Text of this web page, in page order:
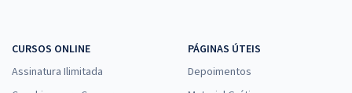
CURSOS ONLINE
Assinatura Ilimitada
PÁGINAS ÚTEIS
Depoimentos